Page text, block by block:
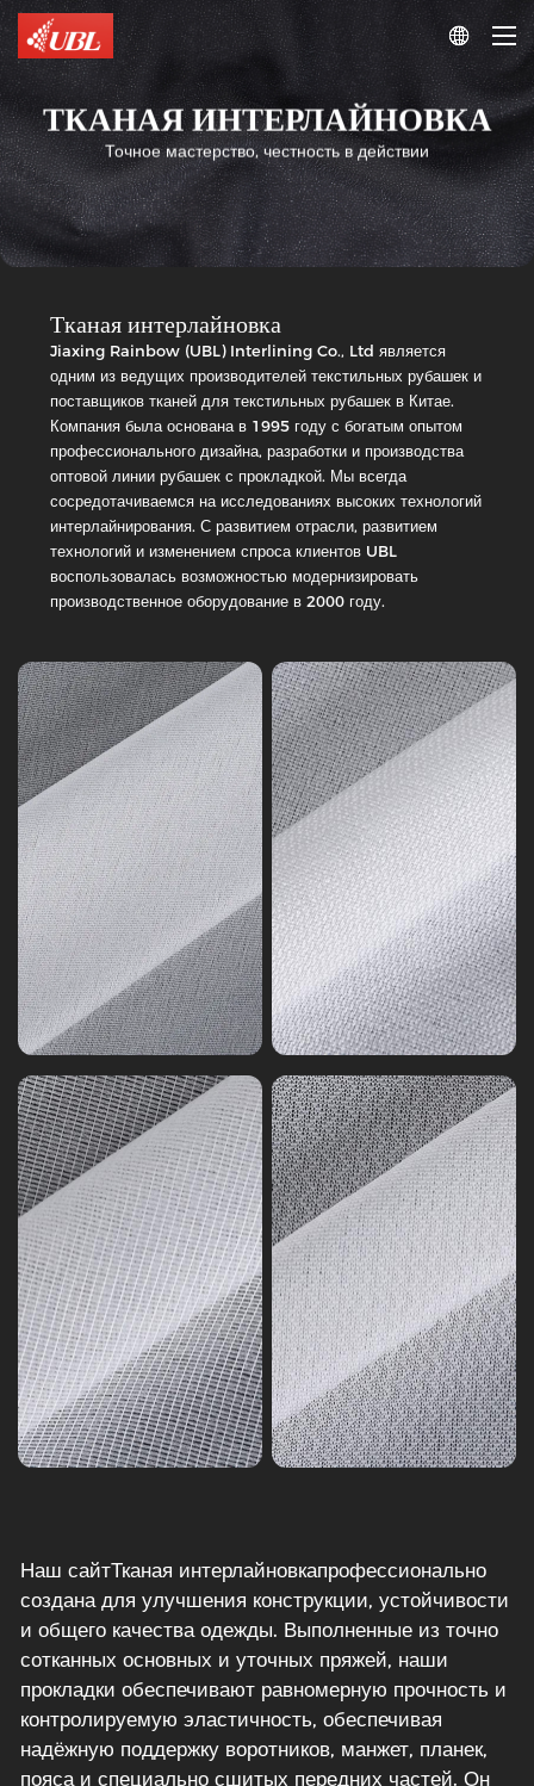

ТКАНАЯ ИНТЕРЛАЙНОВКА
Точное мастерство, честность в действии
Тканая интерлайновка
Jiaxing Rainbow (UBL) Interlining Co., Ltd является
одним из ведущих производителей текстильных рубашек и
поставщиков тканей для текстильных рубашек в Китае.
Компания была основана в 1995 году с богатым опытом
профессионального дизайна, разработки и производства
оптовой линии рубашек с прокладкой. Мы всегда
сосредотачиваемся на исследованиях высоких технологий
интерлайнирования. С развитием отрасли, развитием
технологий и изменением спроса клиентов UBL
воспользовалась возможностью модернизировать
производственное оборудование в 2000 году.
Тканая
интерлайновка
PA
Double-
Dot
Woven
Fusible
125
Тканая
Ткань
саржи
Серия
Тканая
интерлайновка
Tricot
Series
4
Тканая
интерлайновка
Вязание
Серия
1
Наш сайтТканая интерлайновкапрофессионально
создана для улучшения конструкции, устойчивости
и общего качества одежды. Выполненные из точно
сотканных основных и уточных пряжей, наши
прокладки обеспечивают равномерную прочность и
контролируемую эластичность, обеспечивая
надёжную поддержку воротников, манжет, планек,
пояса и специально сшитых передних частей. Он